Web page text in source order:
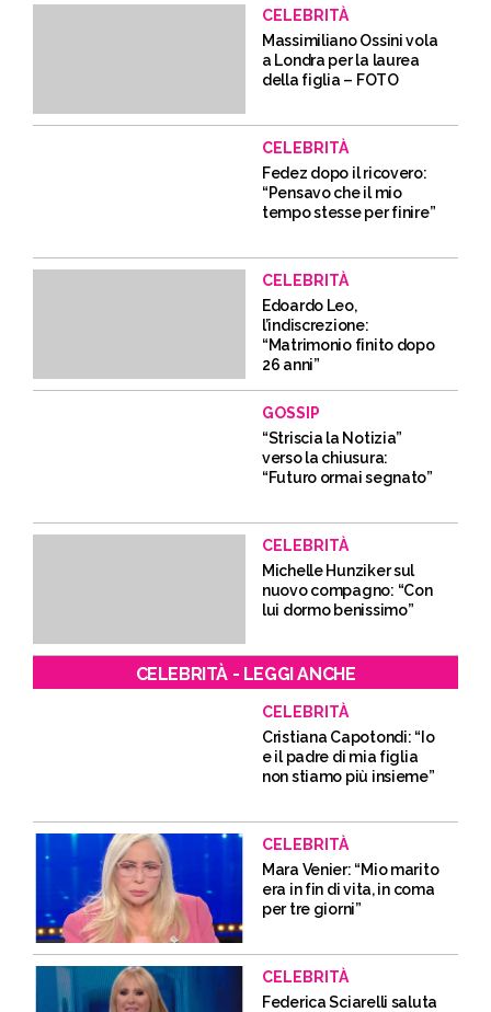
CELEBRITÀ
Massimiliano Ossini vola
a Londra per la laurea
della figlia – FOTO
CELEBRITÀ
Fedez dopo il ricovero:
“Pensavo che il mio
tempo stesse per finire”
CELEBRITÀ
Edoardo Leo,
l’indiscrezione:
“Matrimonio finito dopo
26 anni”
GOSSIP
“Striscia la Notizia”
verso la chiusura:
“Futuro ormai segnato”
CELEBRITÀ
Michelle Hunziker sul
nuovo compagno: “Con
lui dormo benissimo”
CELEBRITÀ - LEGGI ANCHE
CELEBRITÀ
Cristiana Capotondi: “Io
e il padre di mia figlia
non stiamo più insieme”
CELEBRITÀ
Mara Venier: “Mio marito
era in fin di vita, in coma
per tre giorni”
CELEBRITÀ
Federica Sciarelli saluta